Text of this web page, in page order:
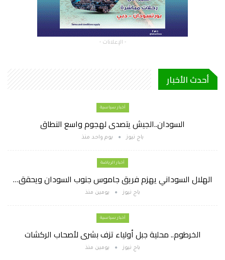
- الإعلانات -
أحدث الأخبار
أخبار سياسية
السودان..الجيش يتصدى لهجوم واسع النطاق
باج نيوز يوم واحد منذ
أخبار الرياضة
الهلال السوداني يهزم فريق جاموس جنوب السودان ويحقق…
باج نيوز يومين منذ
أخبار سياسية
الخرطوم.. محلية جبل أولياء تزف بشرى لأصحاب الركشات
باج نيوز يومين منذ